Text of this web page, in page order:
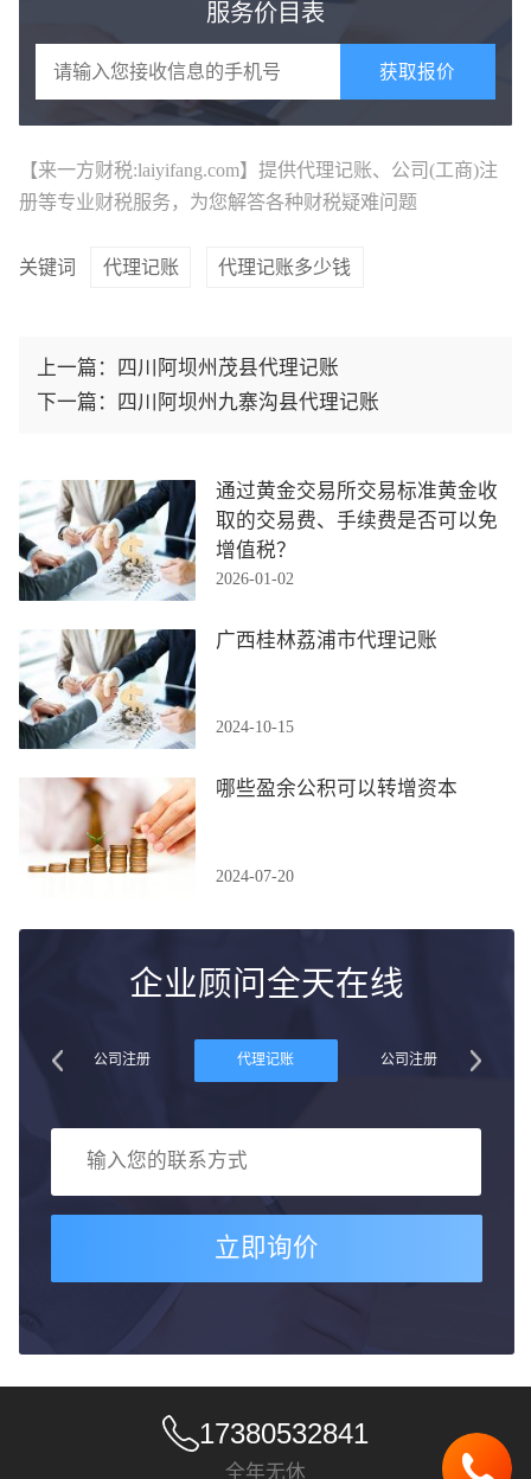
服务价目表
获取报价
【来一方财税:laiyifang.com】提供代理记账、公司(工商)注
册等专业财税服务，为您解答各种财税疑难问题
关键词 代理记账 代理记账多少钱
上一篇：
四川阿坝州茂县代理记账
下一篇：
四川阿坝州九寨沟县代理记账
通过黄金交易所交易标准黄金收
取的交易费、手续费是否可以免
增值税？
2026-01-02
广西桂林荔浦市代理记账
2024-10-15
哪些盈余公积可以转增资本
2024-07-20
企业顾问全天在线
公司注册 代理记账 公司注册
立即询价
17380532841
全年无休